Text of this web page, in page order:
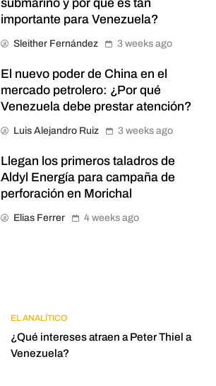
submarino y por qué es tan
importante para Venezuela?
Sleither Fernández 3 weeks ago
El nuevo poder de China en el
mercado petrolero: ¿Por qué
Venezuela debe prestar atención?
Luis Alejandro Ruiz 3 weeks ago
Llegan los primeros taladros de
Aldyl Energía para campaña de
perforación en Morichal
Elias Ferrer 4 weeks ago
EL ANALÍTICO
¿Qué intereses atraen a Peter Thiel a
Venezuela?